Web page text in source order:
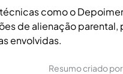
como o
de alienação
envolvidas.
Resumo criado